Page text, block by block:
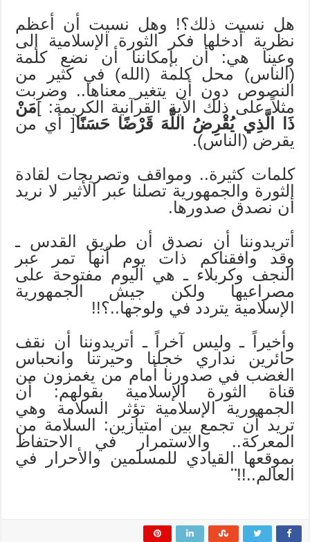
هل نسيت ذلك؟! وهل نسيت أن أعظم
نظرية أدخلها فكر الثورة الإسلامية إلى
وعينا هي: أن بإمكاننا أن نضع كلمة
(الناس) محل كلمة (الله) في كثير من
النصوص دون أن يتغير معناها.. وضربت
مثلاً على ذلك الآية القرآنية الكريمة: ]مَنْ
ذَا الَّذِي يُقْرِضُ اللَّهَ قَرْضًا حَسَنًا[ أي من
يقرض (الناس).
كلمات كثيرة.. ومواقف وتصريحات لقادة
الثورة والجمهورية تصلنا عبر الأثير لا نريد
أن نصدق صدورها.
أتريدوننا أن نصدق أن طريق القدس ـ
وقد وافقناكم ذات يوم أنها تمر عبر
النجف وكربلاء ـ هي اليوم مفتوحة على
مصراعيها ولكن جيش الجمهورية
الإسلامية يتردد في ولوجها..؟!!
وأخيراً ـ وليس آخراً ـ أتريدوننا أن نقف
حائرين نداري خجلنا وحيرتنا وانحباس
الغضب في صدورنا أمام من يغمزون من
قناة الثورة الإسلامية بقولهم: أن
الجمهورية الإسلامية تؤثر السلامة وهي
تريد أن تجمع بين امتيازين: السلامة من
المعركة.. والاستمرار في الاحتفاظ
بموقعها القيادي للمسلمين والأحرار في
العالم..!!¨